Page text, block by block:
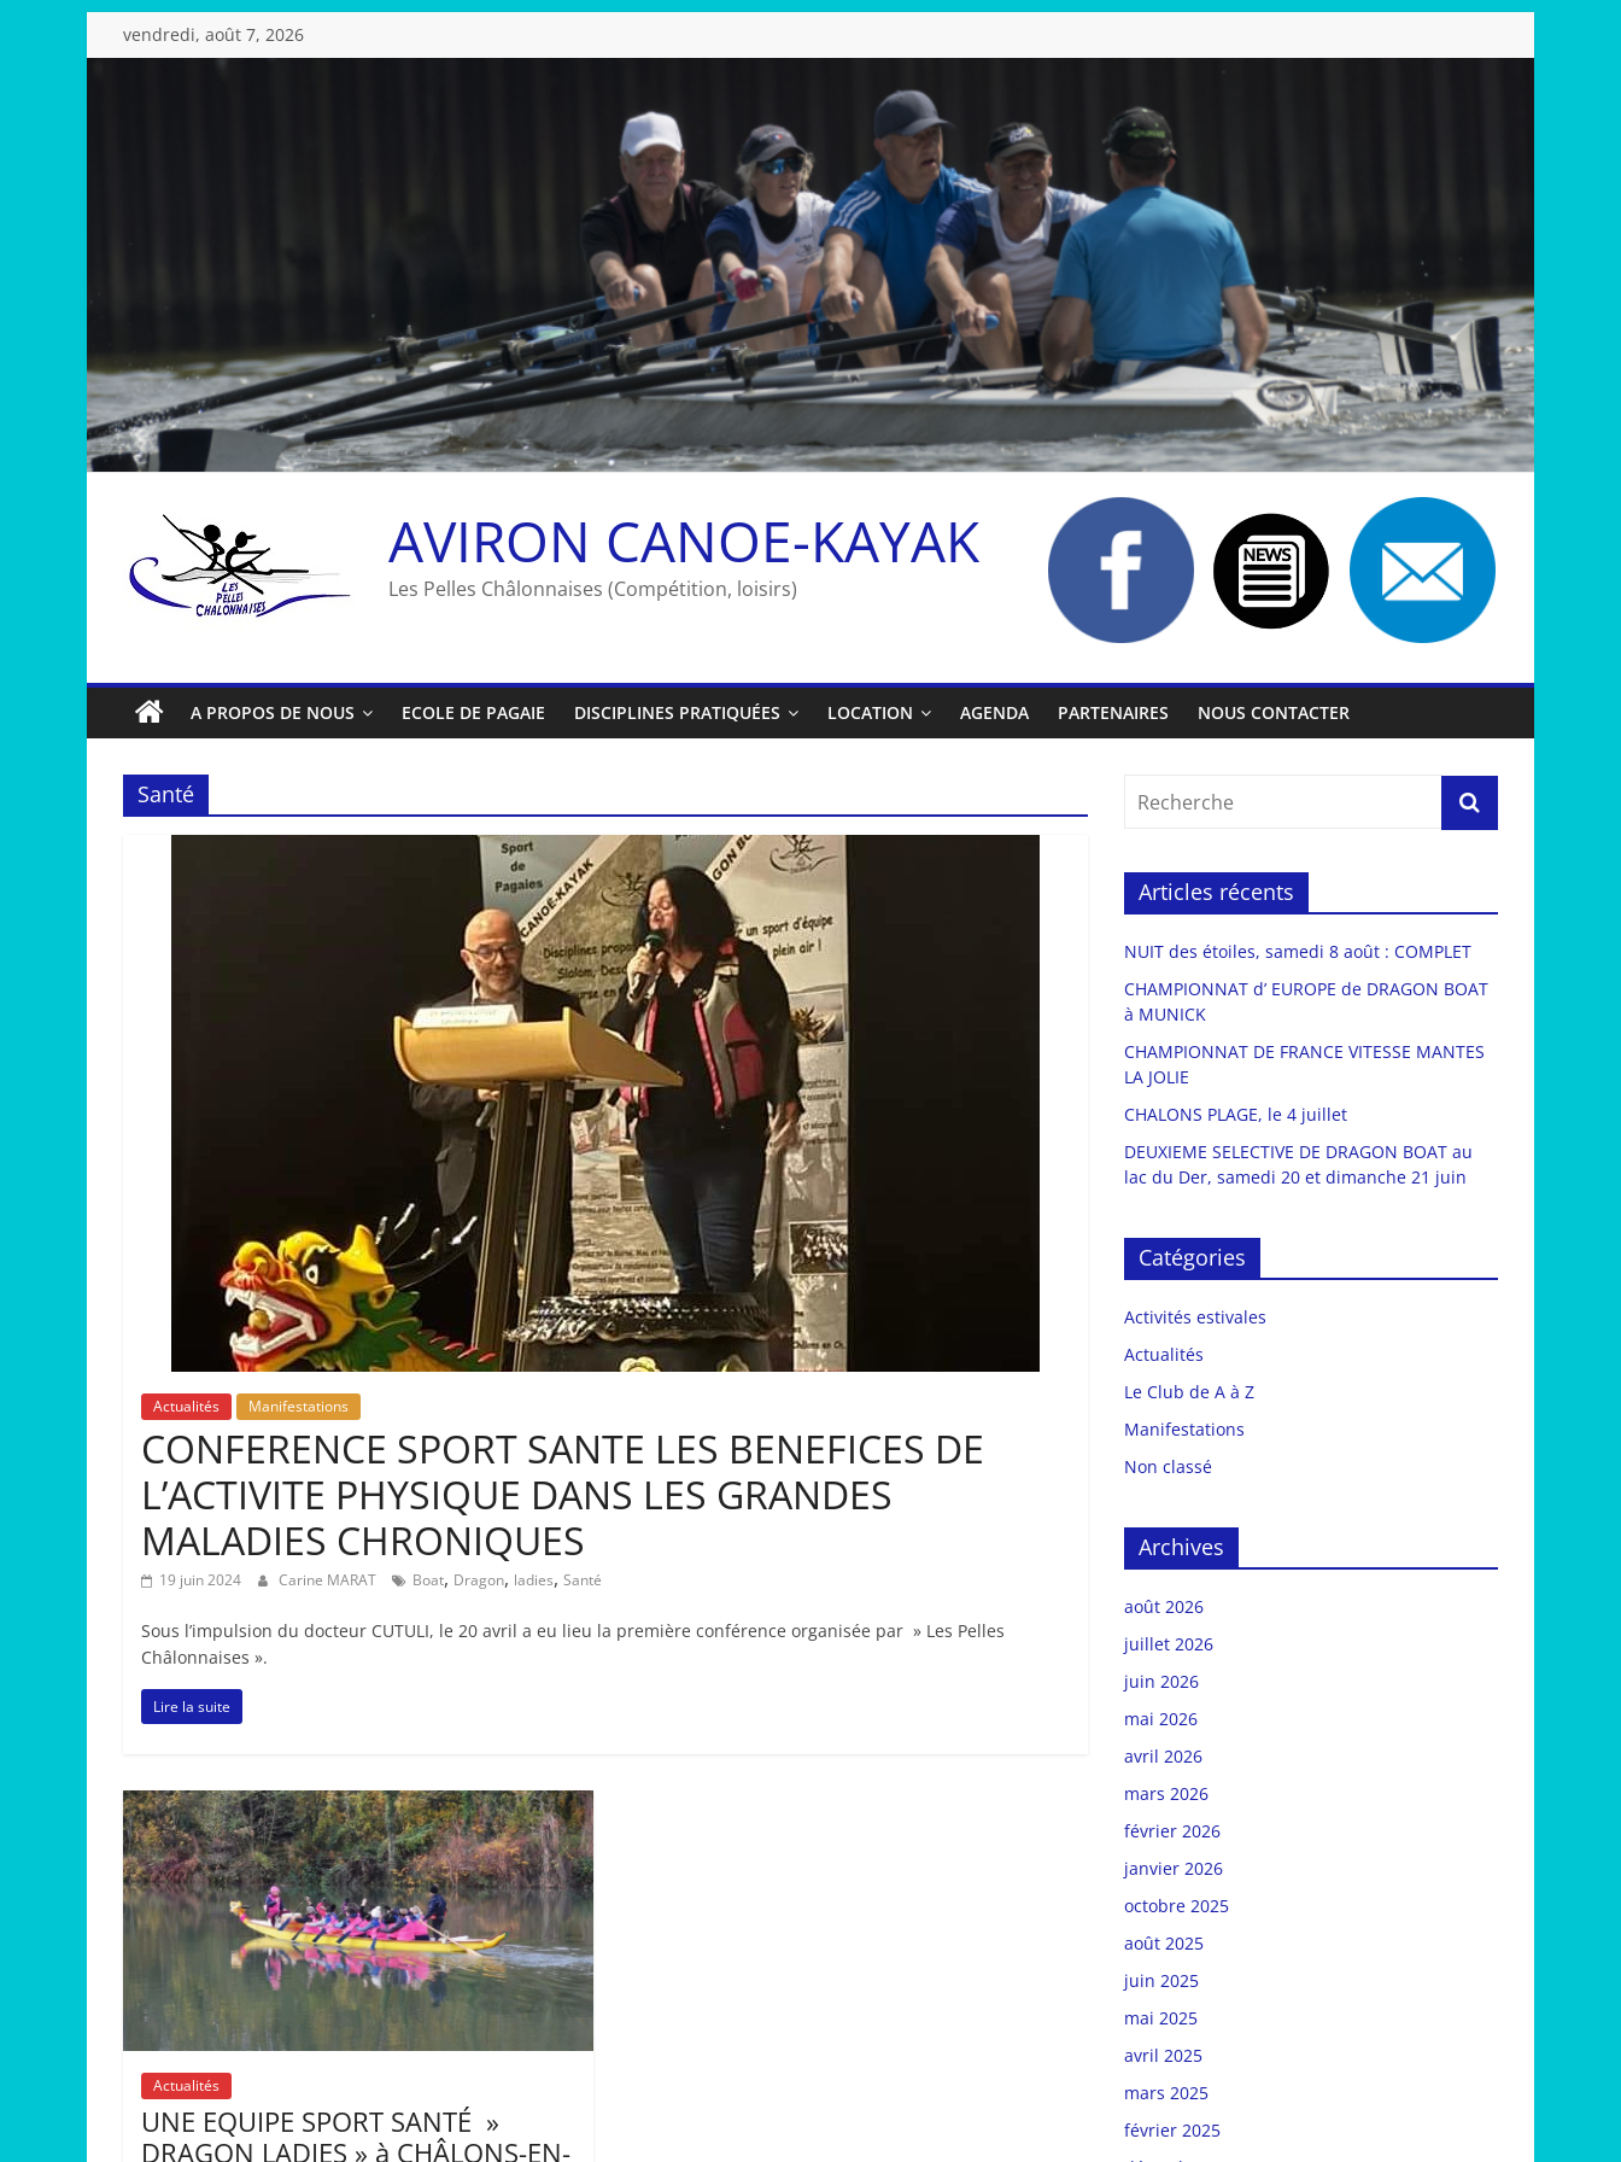
Passer
au
vendredi, août 7, 2026
AVIRON CANOE-KAYAK
Les Pelles Châlonnaises (Compétition, loisirs)
A PROPOS DE NOUS ECOLE DE PAGAIE DISCIPLINES PRATIQUÉES LOCATION AGENDA PARTENAIRES NOUS CONTACTER
Santé
Actualités Manifestations
CONFERENCE SPORT SANTE LES BENEFICES DE
L’ACTIVITE PHYSIQUE DANS LES GRANDES
MALADIES CHRONIQUES
19 juin 2024 Carine MARAT Boat, Dragon, ladies, Santé
Sous l’impulsion du docteur CUTULI, le 20 avril a eu lieu la première conférence organisée par » Les Pelles
Châlonnaises ».
Lire la suite
Actualités
UNE EQUIPE SPORT SANTÉ »
DRAGON LADIES » à CHÂLONS-EN-
Articles récents
NUIT des étoiles, samedi 8 août : COMPLET
CHAMPIONNAT d’ EUROPE de DRAGON BOAT
à MUNICK
CHAMPIONNAT DE FRANCE VITESSE MANTES
LA JOLIE
CHALONS PLAGE, le 4 juillet
DEUXIEME SELECTIVE DE DRAGON BOAT au
lac du Der, samedi 20 et dimanche 21 juin
Catégories
Activités estivales
Actualités
Le Club de A à Z
Manifestations
Non classé
Archives
août 2026
juillet 2026
juin 2026
mai 2026
avril 2026
mars 2026
février 2026
janvier 2026
octobre 2025
août 2025
juin 2025
mai 2025
avril 2025
mars 2025
février 2025